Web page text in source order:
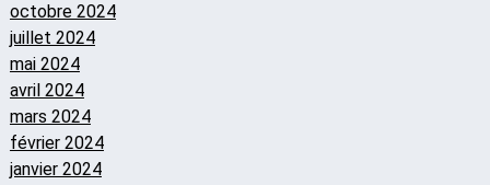
octobre 2024
juillet 2024
mai 2024
avril 2024
mars 2024
février 2024
janvier 2024